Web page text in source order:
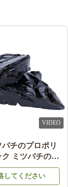
90% ミツバ
ス ブロック
品 ミツバチ
のために今連絡し